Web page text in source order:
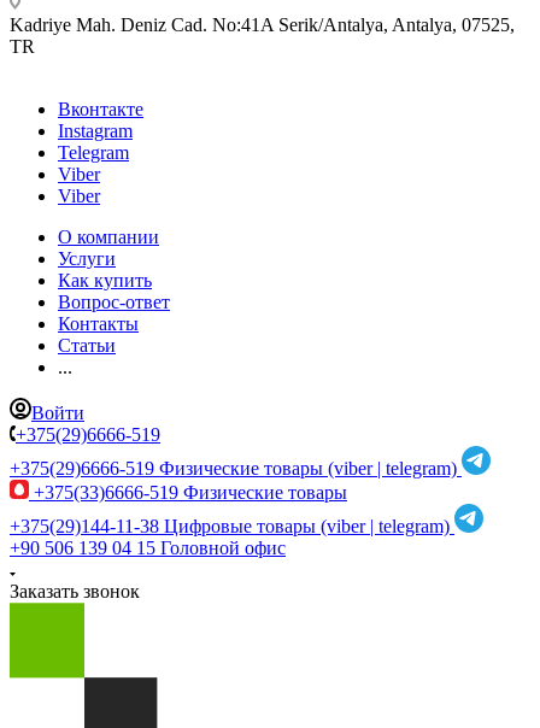
Kadriye Mah. Deniz Cad. No:41A Serik/Antalya, Antalya, 07525,
TR
Вконтакте
Instagram
Telegram
Viber
Viber
О компании
Услуги
Как купить
Вопрос-ответ
Контакты
Статьи
...
Войти
+375(29)6666-519
+375(29)6666-519 Физические товары (viber | telegram)
+375(33)6666-519 Физические товары
+375(29)144-11-38 Цифровые товары (viber | telegram)
+90 506 139 04 15 Головной офис
Заказать звонок